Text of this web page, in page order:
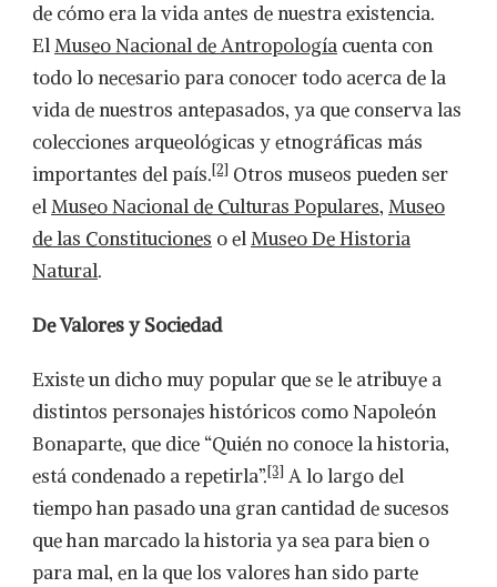
de cómo era la vida antes de nuestra existencia.
ElMuseo Nacional de Antropología cuenta con
todo lo necesario para conocer todo acerca de la
vida de nuestros antepasados, ya que conserva las
colecciones arqueológicas y etnográficas más
importantes del país.[2] Otros museos pueden ser
elMuseo Nacional de Culturas Populares, Museo
de las Constituciones o elMuseo De Historia
Natural.
De Valores y Sociedad
Existe un dicho muy popular que se le atribuye a
distintos personajes históricos como Napoleón
Bonaparte, que dice “Quién no conoce la historia,
está condenado a repetirla”.[3] A lo largo del
tiempo han pasado una gran cantidad de sucesos
que han marcado la historia ya sea para bien o
para mal, en la que los valores han sido parte